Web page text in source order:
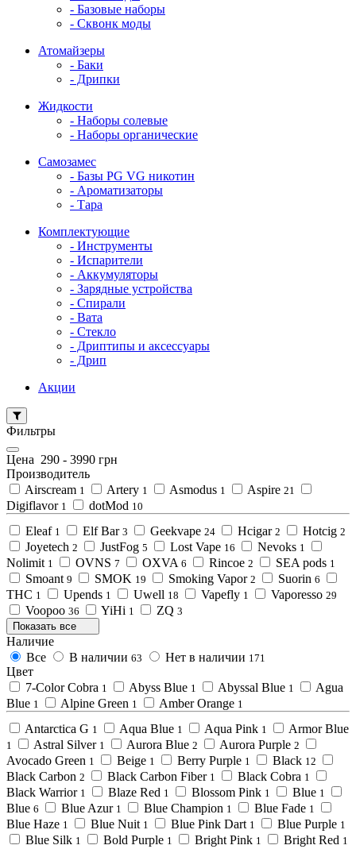
- Базовые наборы
- Сквонк моды
Атомайзеры
- Баки
- Дрипки
Жидкости
- Наборы солевые
- Наборы органические
Самозамес
- Базы PG VG никотин
- Ароматизаторы
- Тара
Комплектующие
- Инструменты
- Испарители
- Аккумуляторы
- Зарядные устройства
- Спирали
- Вата
- Стекло
- Дриптипы и аксессуары
- Дрип
Акции
Фильтры
Цена 290 - 3990 грн
Производитель
Airscream 1 Artery 1 Asmodus 1 Aspire 21
Digiflavor 1 dotMod 10
Eleaf 1 Elf Bar 3 Geekvape 24 Hcigar 2 Hotcig 2
Joyetech 2 JustFog 5 Lost Vape 16 Nevoks 1
Nolimit 1 OVNS 7 OXVA 6 Rincoe 2 SEA pods 1
Smoant 9 SMOK 19 Smoking Vapor 2 Suorin 6
THC 1 Upends 1 Uwell 18 Vapefly 1 Vaporesso 29
Voopoo 36 YiHi 1 ZQ 3
Показать все
Наличие
Все
В наличии 63 Нет в наличии 171
Цвет
7-Color Cobra 1 Abyss Blue 1 Abyssal Blue 1
Agua
Blue 1 Alpine Green 1 Amber Orange 1
Antarctica G 1 Aqua Blue 1 Aqua Pink 1 Armor Blue
1 Astral Silver 1 Aurora Blue 2 Aurora Purple 2
Avocado Green 1 Beige 1 Berry Purple 1 Black 12
Black Carbon 2 Black Carbon Fiber 1 Black Cobra 1
Black Warrior 1 Blaze Red 1 Blossom Pink 1 Blue 1
Blue 6 Blue Azur 1 Blue Champion 1 Blue Fade 1
Blue Haze 1 Blue Nuit 1 Blue Pink Dart 1 Blue Purple 1
Blue Silk 1 Bold Purple 1 Bright Pink 1 Bright Red 1